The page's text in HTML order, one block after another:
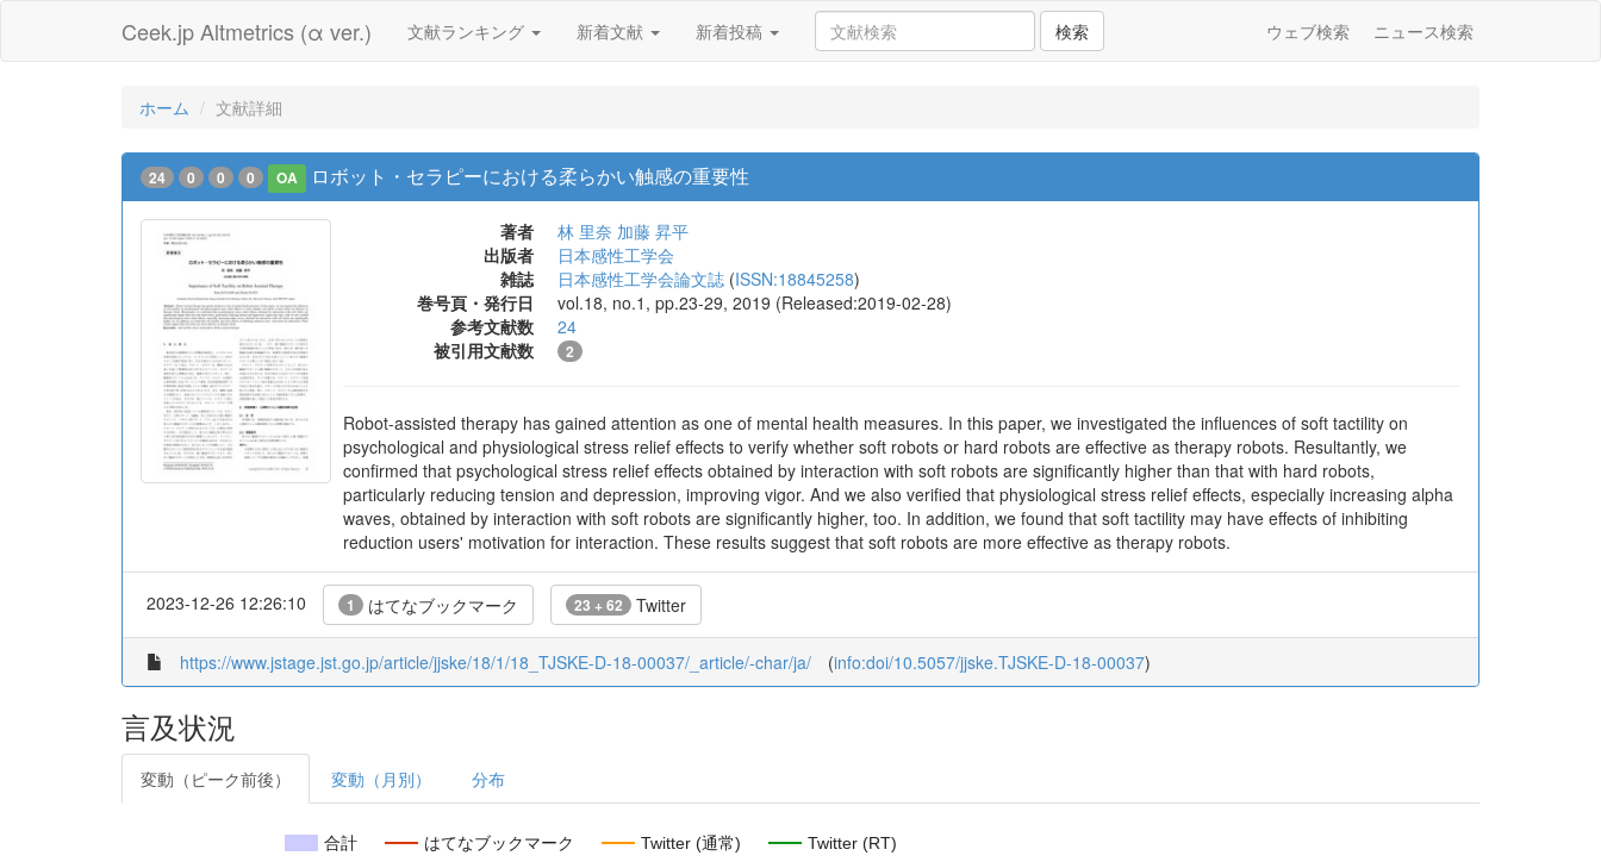
Ceek.jp Altmetrics (α ver.) 文献ランキング 新着文献 新着投稿 検索 ウェブ検索 ニュース検索
ホーム 文献詳細
24 0 0 0 OA ロボット・セラピーにおける柔らかい触感の重要性
著者 林 里奈 加藤 昇平
出版者
日本感性工学会
雑誌
日本感性工学会論文誌 (ISSN:18845258)
巻号頁・発行日
vol.18, no.1, pp.23-29, 2019 (Released:2019-02-28)
参考文献数
24
被引用文献数
2
Robot-assisted therapy has gained attention as one of mental health measures. In this paper, we investigated the influences of soft tactility on
psychological and physiological stress relief effects to verify whether soft robots or hard robots are effective as therapy robots. Resultantly, we
confirmed that psychological stress relief effects obtained by interaction with soft robots are significantly higher than that with hard robots,
particularly reducing tension and depression, improving vigor. And we also verified that physiological stress relief effects, especially increasing alpha
waves, obtained by interaction with soft robots are significantly higher, too. In addition, we found that soft tactility may have effects of inhibiting
reduction users' motivation for interaction. These results suggest that soft robots are more effective as therapy robots.
2023-12-26 12:26:10 1 はてなブックマーク 23 + 62 Twitter
https://www.jstage.jst.go.jp/article/jjske/18/1/18_TJSKE-D-18-00037/_article/-char/ja/ (info:doi/10.5057/jjske.TJSKE-D-18-00037)
言及状況
変動（ピーク前後） 変動（月別） 分布
合計 はてなブックマーク Twitter (通常) Twitter (RT)